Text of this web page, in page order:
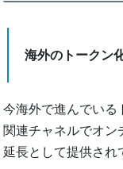
海外のトークン
今海外で進んでいる
関連チャネルでオン
延長として提供され